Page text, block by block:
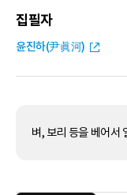
집필자
윤진하(尹眞河)
벼, 보리 등을 베어서